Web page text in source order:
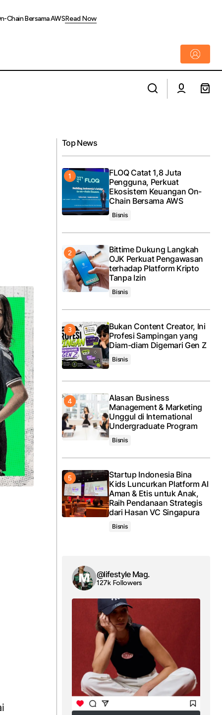
Chain Bersama AWSRead Now
Top News
FLOQ Catat 1,8 Juta
Pengguna, Perkuat
Ekosistem Keuangan On-
Chain Bersama AWS
Bisnis
Bittime Dukung Langkah
OJK Perkuat Pengawasan
terhadap Platform Kripto
Tanpa Izin
Bisnis
Bukan Content Creator, Ini
Profesi Sampingan yang
Diam-diam Digemari Gen Z
Bisnis
Alasan Business
Management & Marketing
Unggul di International
Undergraduate Program
Bisnis
Startup Indonesia Bina
Kids Luncurkan Platform AI
Aman & Etis untuk Anak,
Raih Pendanaan Strategis
dari Hasan VC Singapura
Bisnis
@lifestyle Mag.
127k Followers